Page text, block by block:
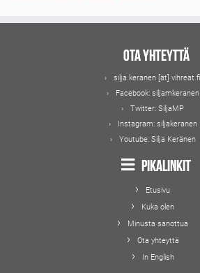
Ota yhteyttä
silja.keranen [ät] vihreat.fi
Facebook: siljamkeranen
Twitter: SiljaMP
Instagram: siljakeranen
Youtube: Silja Keränen
Pikalinkit
Etusivu
Kuka olen
Minusta sanottua
Ota yhteyttä
In English